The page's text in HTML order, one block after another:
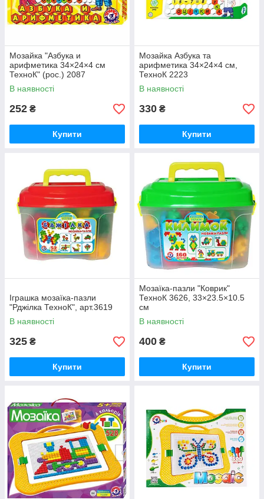
Мозайка "Азбука и
арифметика 34×24×4 см
ТехноК" (рос.) 2087
В наявності
252 ₴
Купити
Мозайка Азбука та
арифметика 34×24×4 см,
ТехноК 2223
В наявності
330 ₴
Купити
Іграшка мозаїка-пазли
"Рджілка ТехноК", арт.3619
В наявності
325 ₴
Купити
Мозаїка-пазли "Коврик"
ТехноК 3626, 33×23.5×10.5
см
В наявності
400 ₴
Купити